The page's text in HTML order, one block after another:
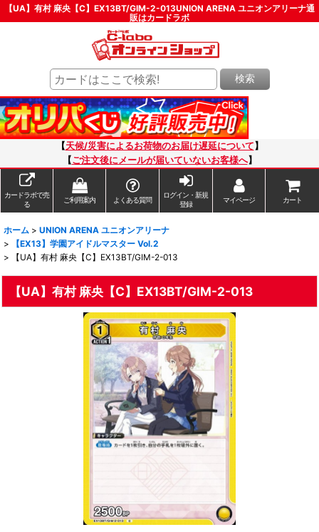
【UA】有村 麻央【C】EX13BT/GIM-2-013UNION ARENA ユニオンアリーナ通
販はカードラボ
検索
【天候/災害によるお荷物のお届け遅延について 】
【ご注文後にメールが届いていないお客様へ】
カードラボで売
る
ご利用案内 よくある質問
ログイン・新規
登録
マイページ カート
ホーム > UNION ARENA ユニオンアリーナ
>
【EX13】学園アイドルマスター Vol.2
>
【UA】有村 麻央【C】EX13BT/GIM-2-013
【UA】有村 麻央【C】EX13BT/GIM-2-013